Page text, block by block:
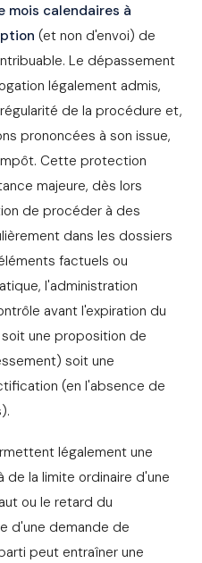
mois calendaires à
(et non d'envoi) de
Le dépassement
légalement admis,
de la procédure et,
prononcées à son issue,
Cette protection
majeure, dès lors
de procéder à des
dans les dossiers
factuels ou
l'administration
avant l'expiration du
une proposition de
soit une
(en l'absence de
légalement une
de la limite ordinaire d'une
ou le retard du
d'une demande de
peut entraîner une